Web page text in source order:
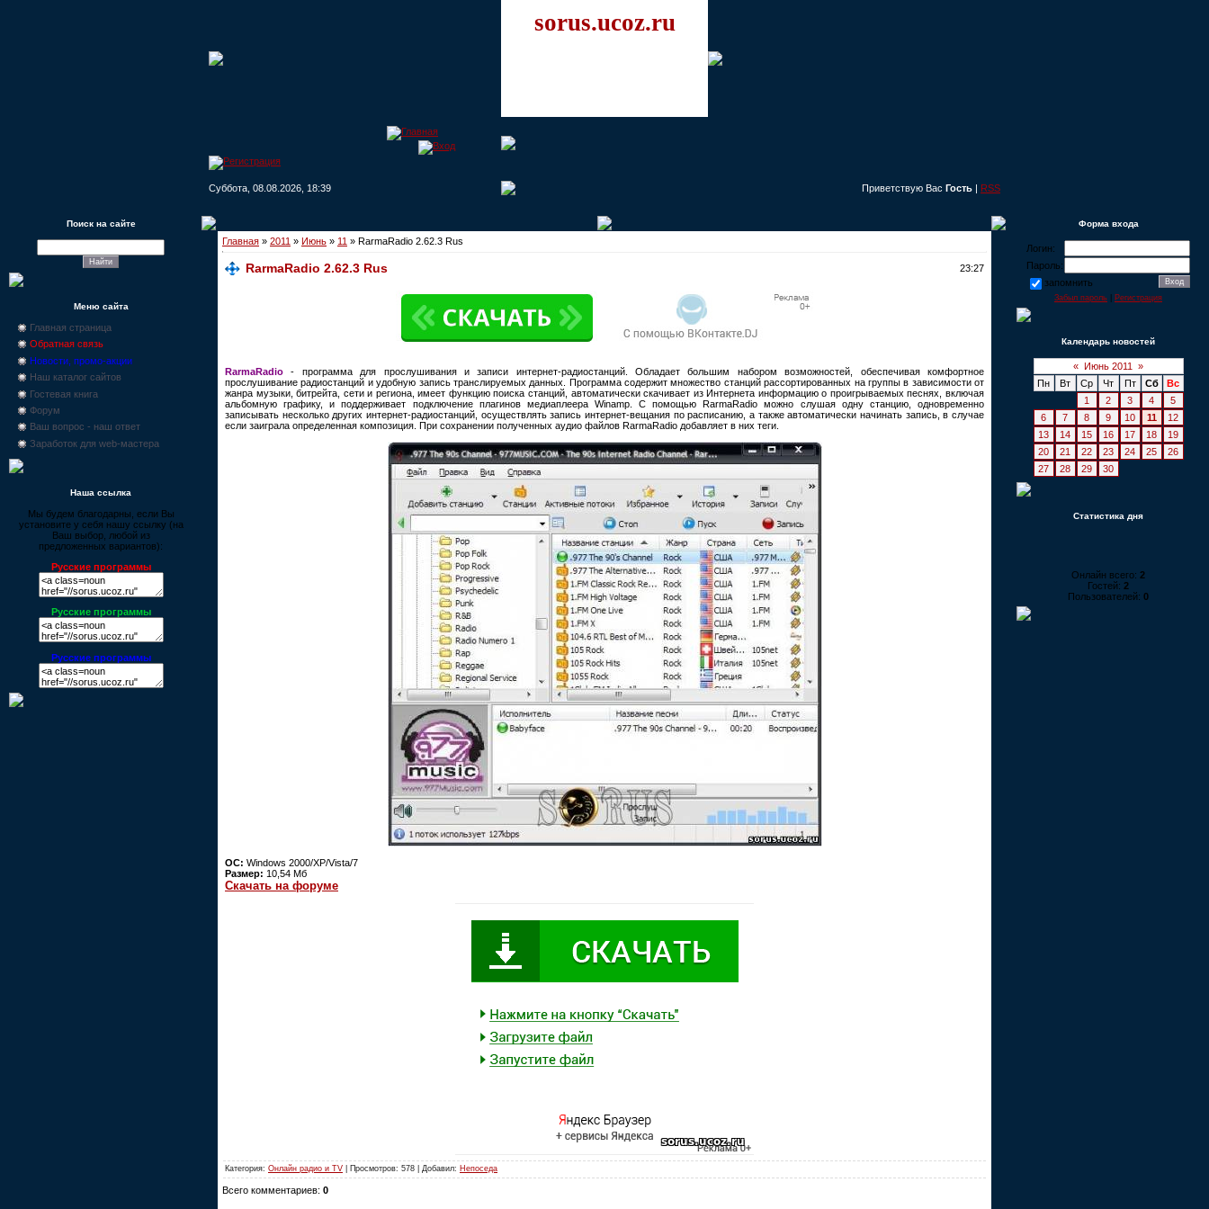
sorus.ucoz.ru
Суббота, 08.08.2026, 18:39 Приветствую Вас Гость | RSS
Поиск на сайте
Меню сайта
Главная страница
Обратная связь
Новости, промо-акции
Наш каталог сайтов
Гостевая книга
Форум
Ваш вопрос - наш ответ
Заработок для web-мастера
Наша ссылка
Мы будем благодарны, если Вы
установите у себя нашу ссылку (на
Ваш выбор, любой из
предложенных вариантов):
Русские программы
Русские программы
Русские программы
Главная » 2011 » Июнь » 11 » RarmaRadio 2.62.3 Rus
RarmaRadio 2.62.3 Rus 23:27
RarmaRadio - программа для прослушивания и записи интернет-радиостанций. Обладает большим набором возможностей, обеспечивая комфортное
прослушивание радиостанций и удобную запись транслируемых данных. Программа содержит множество станций рассортированных на группы в зависимости от
жанра музыки, битрейта, сети и региона, имеет функцию поиска станций, автоматически скачивает из Интернета информацию о проигрываемых песнях, включая
альбомную графику, и поддерживает подключение плагинов медиаплеера Winamp. С помощью RarmaRadio можно слушая одну станцию, одновременно
записывать несколько других интернет-радиостанций, осуществлять запись интернет-вещания по расписанию, а также автоматически начинать запись, в случае
если заиграла определенная композиция. При сохранении полученных аудио файлов RarmaRadio добавляет в них теги.
ОС: Windows 2000/ХР/Vista/7
Размер: 10,54 Мб
Скачать на форуме
Категория: Онлайн радио и TV | Просмотров: 578 | Добавил: Непоседа
Всего комментариев: 0
Форма входа
Логин:
Пароль:
запомнить
Забыл пароль Регистрация
Календарь новостей
« Июнь 2011
»
Пн
Вт Ср Чт Пт Сб
Вс
1
2 3 4
5
6
7 8 9 10 11
12
13
14 15 16 17 18
19
20
21 22 23 24 25
26
27
28 29 30
Статистика дня
Онлайн всего: 2
Гостей: 2
Пользователей: 0